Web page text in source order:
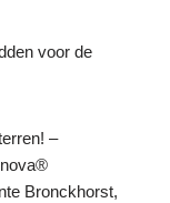
voor de
–
Bronckhorst,